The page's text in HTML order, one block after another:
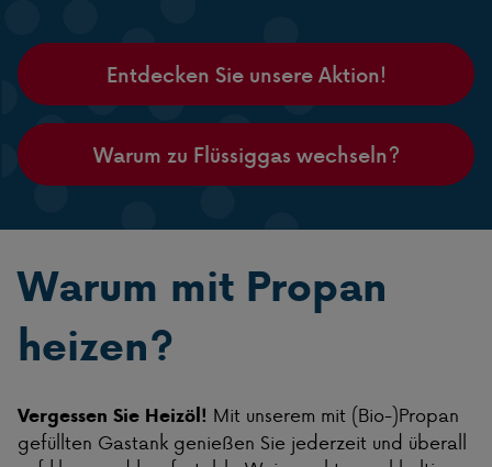
Entdecken Sie unsere Aktion!
Warum zu Flüssiggas wechseln?
Warum mit Propan
heizen?
Vergessen Sie Heizöl! Mit unserem mit (Bio-)Propan
gefüllten Gastank genießen Sie jederzeit und überall